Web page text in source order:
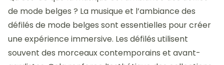
et
des
de
de mode belges ? La musique et l’ambiance des
défilés de mode belges sont essentielles pour créer
une expérience immersive. Les défilés utilisent
souvent des morceaux contemporains et avant-